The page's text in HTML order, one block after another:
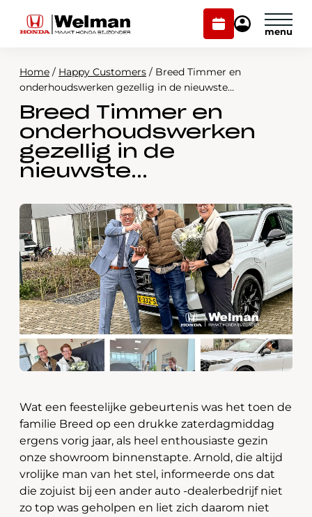
Plan
onderhoud
Mijn
Modellen
Voorraad
Onderhoud en service
Webshop
Contact
Plan onderhoud
Mijn Honda Welman
Home / Happy Customers / Breed Timmer en
onderhoudswerken gezellig in de nieuwste…
Breed Timmer en
onderhoudswerken
gezellig in de
nieuwste…
Wat een feestelijke gebeurtenis was het toen de
familie Breed op een drukke zaterdagmiddag
ergens vorig jaar, als heel enthousiaste gezin
onze showroom binnenstapte. Arnold, die altijd
vrolijke man van het stel, informeerde ons dat
die zojuist bij een ander auto -dealerbedrijf niet
zo top was geholpen en liet zich daarom niet